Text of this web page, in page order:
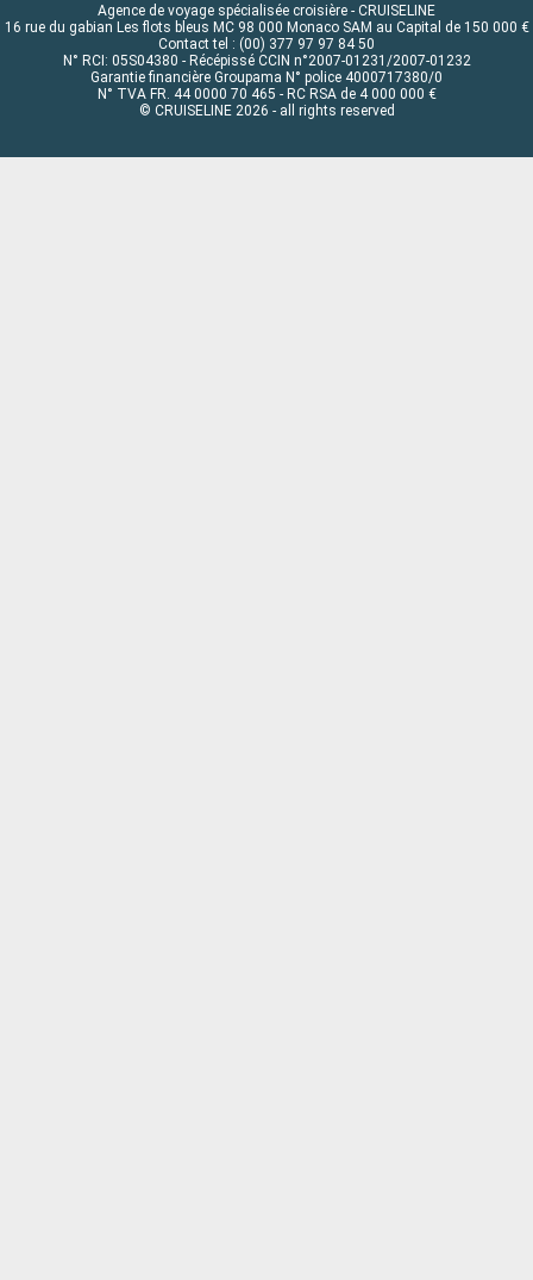
Agence de voyage spécialisée croisière - CRUISELINE
16 rue du gabian Les flots bleus MC 98 000 Monaco SAM au Capital de 150 000 €
Contact tel : (00) 377 97 97 84 50
N° RCI: 05S04380 - Récépissé CCIN n°2007-01231/2007-01232
Garantie financière Groupama N° police 4000717380/0
N° TVA FR. 44 0000 70 465 - RC RSA de 4 000 000 €
© CRUISELINE 2026 - all rights reserved